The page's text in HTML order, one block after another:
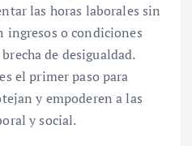
las horas laborales sin
ingresos o condiciones
de desigualdad.
el primer paso para
y empoderen a las
y social.